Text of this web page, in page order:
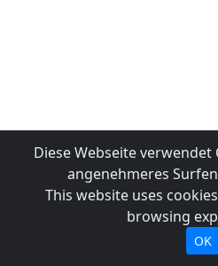
Diese Webseite
angenehmeres
This website uses
browsing
OK